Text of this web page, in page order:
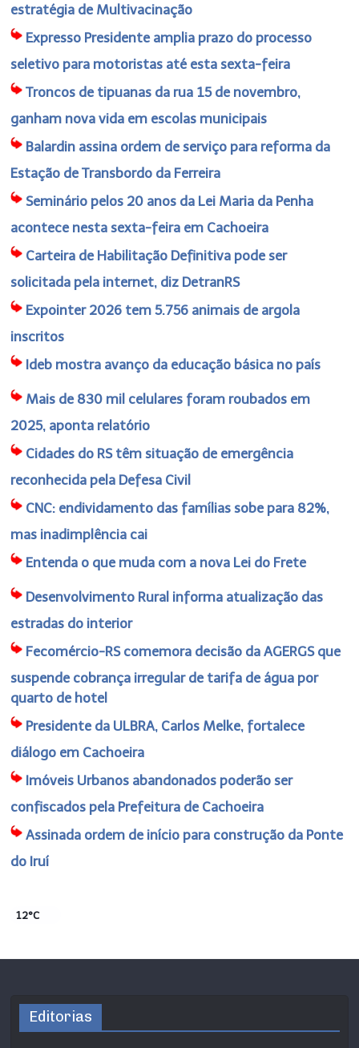
estratégia de Multivacinação
Expresso Presidente amplia prazo do processo
seletivo para motoristas até esta sexta-feira
Troncos de tipuanas da rua 15 de novembro,
ganham nova vida em escolas municipais
Balardin assina ordem de serviço para reforma da
Estação de Transbordo da Ferreira
Seminário pelos 20 anos da Lei Maria da Penha
acontece nesta sexta-feira em Cachoeira
Carteira de Habilitação Definitiva pode ser
solicitada pela internet, diz DetranRS
Expointer 2026 tem 5.756 animais de argola
inscritos
Ideb mostra avanço da educação básica no país
Mais de 830 mil celulares foram roubados em
2025, aponta relatório
Cidades do RS têm situação de emergência
reconhecida pela Defesa Civil
CNC: endividamento das famílias sobe para 82%,
mas inadimplência cai
Entenda o que muda com a nova Lei do Frete
Desenvolvimento Rural informa atualização das
estradas do interior
Fecomércio-RS comemora decisão da AGERGS que
suspende cobrança irregular de tarifa de água por
quarto de hotel
Presidente da ULBRA, Carlos Melke, fortalece
diálogo em Cachoeira
Imóveis Urbanos abandonados poderão ser
confiscados pela Prefeitura de Cachoeira
Assinada ordem de início para construção da Ponte
do Iruí
12°C
Editorias